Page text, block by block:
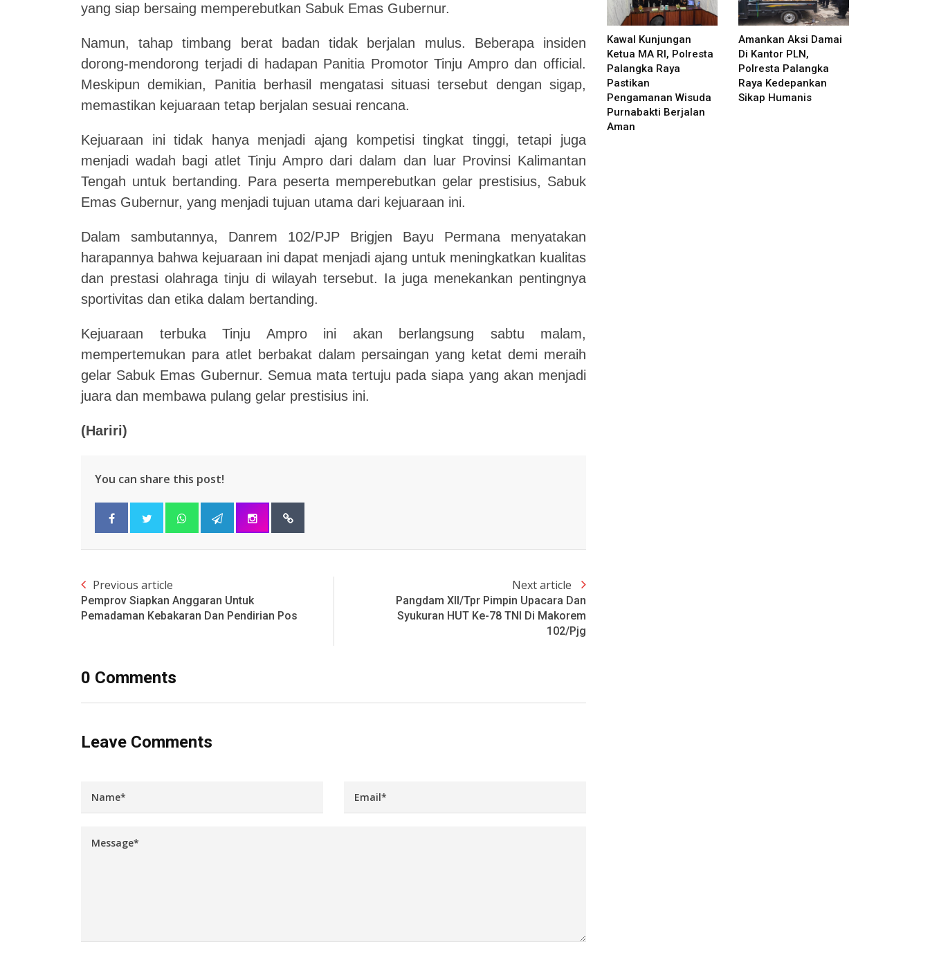
yang siap bersaing memperebutkan Sabuk Emas Gubernur.
Namun, tahap timbang berat badan tidak berjalan mulus. Beberapa insiden
dorong-mendorong terjadi di hadapan Panitia Promotor Tinju Ampro dan official.
Meskipun demikian, Panitia berhasil mengatasi situasi tersebut dengan sigap,
memastikan kejuaraan tetap berjalan sesuai rencana.
Kejuaraan ini tidak hanya menjadi ajang kompetisi tingkat tinggi, tetapi juga
menjadi wadah bagi atlet Tinju Ampro dari dalam dan luar Provinsi Kalimantan
Tengah untuk bertanding. Para peserta memperebutkan gelar prestisius, Sabuk
Emas Gubernur, yang menjadi tujuan utama dari kejuaraan ini.
Dalam sambutannya, Danrem 102/PJP Brigjen Bayu Permana menyatakan
harapannya bahwa kejuaraan ini dapat menjadi ajang untuk meningkatkan kualitas
dan prestasi olahraga tinju di wilayah tersebut. Ia juga menekankan pentingnya
sportivitas dan etika dalam bertanding.
Kejuaraan terbuka Tinju Ampro ini akan berlangsung sabtu malam,
mempertemukan para atlet berbakat dalam persaingan yang ketat demi meraih
gelar Sabuk Emas Gubernur. Semua mata tertuju pada siapa yang akan menjadi
juara dan membawa pulang gelar prestisius ini.
(Hariri)
You can share this post!
Previous article
Pemprov Siapkan Anggaran Untuk
Pemadaman Kebakaran Dan Pendirian Pos
Next article
Pangdam XII/Tpr Pimpin Upacara Dan
Syukuran HUT Ke-78 TNI Di Makorem
102/Pjg
0 Comments
Leave Comments
Kawal Kunjungan
Ketua MA RI, Polresta
Palangka Raya
Pastikan
Pengamanan Wisuda
Purnabakti Berjalan
Aman
Amankan Aksi Damai
Di Kantor PLN,
Polresta Palangka
Raya Kedepankan
Sikap Humanis